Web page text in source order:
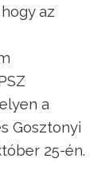
az
a
Gosztonyi
25-én.